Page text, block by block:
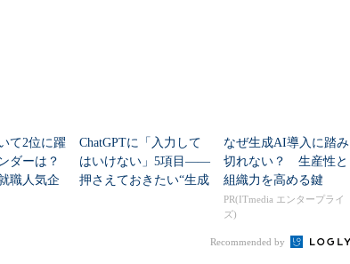
ワーク（パケット解析）」「Webセキュリティ」
」という4分野について、どんなツールを用いてどの
れらが現実のセキュリティとどのように結びついてい
て2位に躍
ダーは？
職人気企
ChatGPTに「入力して
はいけない」5項目――
押さえておきたい“生成
なぜ生成AI導入に踏み
切れない？ 生産性と
組織力を高める鍵
PR(ITmedia エンタープライ
ズ)
Recommended by